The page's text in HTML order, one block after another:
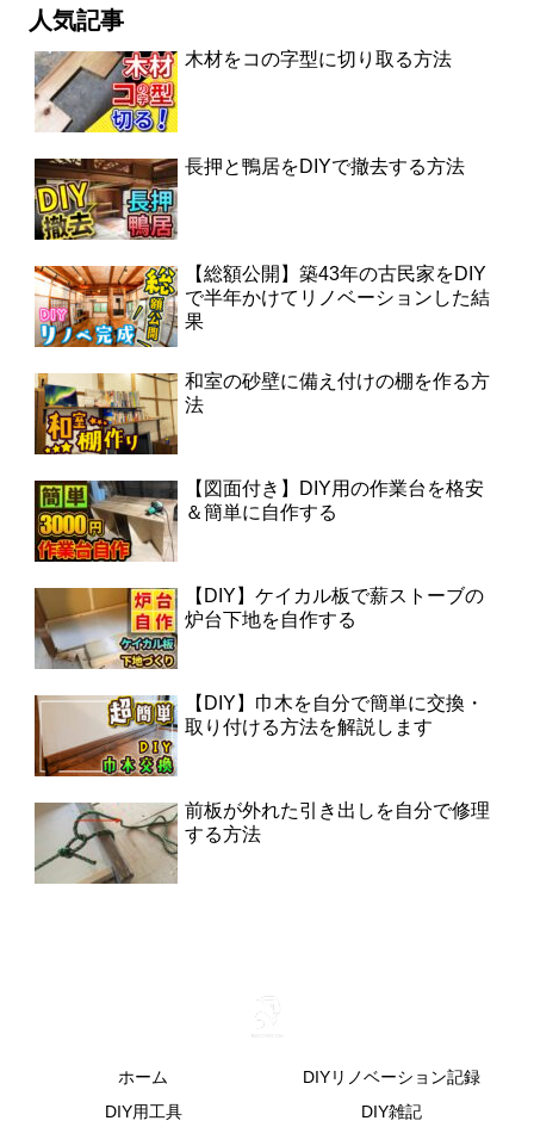
人気記事
木材をコの字型に切り取る方法
長押と鴨居をDIYで撤去する方法
【総額公開】築43年の古民家をDIY
で半年かけてリノベーションした結
果
和室の砂壁に備え付けの棚を作る方
法
【図面付き】DIY用の作業台を格安
＆簡単に自作する
【DIY】ケイカル板で薪ストーブの
炉台下地を自作する
【DIY】巾木を自分で簡単に交換・
取り付ける方法を解説します
前板が外れた引き出しを自分で修理
する方法
ホーム
DIYリノベーション記録
DIY用工具
DIY雑記